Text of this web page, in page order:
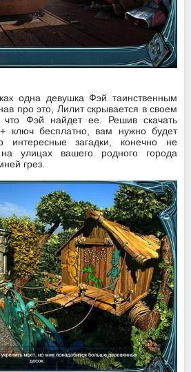
одна девушка Фэй таинственным
про это, Лилит скрывается в своем
что Фэй найдет ее. Решив скачать
ключ бесплатно, вам нужно будет
интересные загадки, конечно не
улицах вашего родного города
грез.